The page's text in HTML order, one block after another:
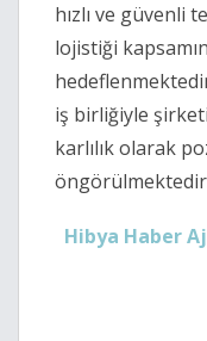
hızlı ve güvenli
lojistiği
iş birliğiyle
karlılık olarak
Hibya Haber